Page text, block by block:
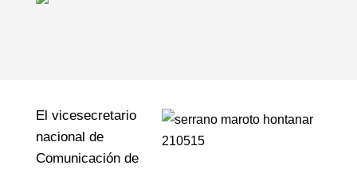
El vicesecretario
nacional de
Comunicación de